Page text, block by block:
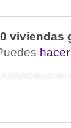
viviendas
hacer